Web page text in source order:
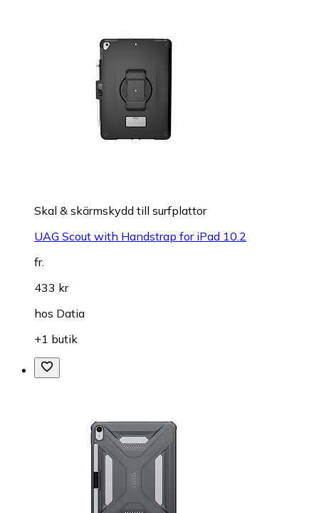
Skal & skärmskydd till surfplattor
UAG Scout with Handstrap for iPad 10.2
fr.
433 kr
hos Datia
+1 butik